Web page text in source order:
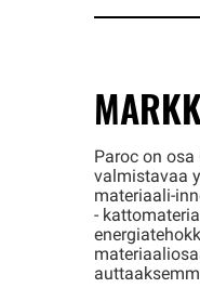
Paroc on
valmistavaa
materiaali-
-